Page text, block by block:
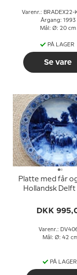
Varenr.: BRADEX22-
Årgang: 1993
Mål: Ø: 20 cm
PÅ LAGER
Se vare
Platte med får
Hollandsk
DKK
Varenr.:
Mål: Ø: 42
PÅ LAGER